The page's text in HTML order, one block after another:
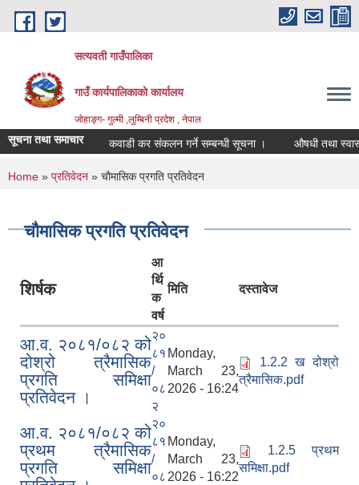
Skip to main content
सत्यवती गाउँपालिका
गाउँ कार्यपालिकाकाे कार्यालय
जाेहाङ्ग- गुल्मी ,लुम्बिनी प्रदेश , नेपाल
सूचना तथा समाचार कवाडी कर संकलन गर्ने सम्बन्धी सूचना । औषधी तथा
You are here
Home » प्रतिवेदन » चौमासिक प्रगति प्रतिवेदन
चौमासिक प्रगति प्रतिवेदन
शिर्षक
आ
र्थि
क
वर्ष
मिति दस्तावेज
आ.व. २०८१/०८२ को
दोश्रो त्रैमासिक
प्रगति समिक्षा
प्रतिवेदन ।
२०
८१
/
०८
२
Monday,
March 23,
2026 - 16:24
1.2.2 ख दोश्रो
त्रैमासिक.pdf
आ.व. २०८१/०८२ को
प्रथम त्रैमासिक
प्रगति समिक्षा
२०
८१
/
०८
Monday,
March 23,
2026 - 16:22
1.2.5 प्रथम
समिक्षा.pdf